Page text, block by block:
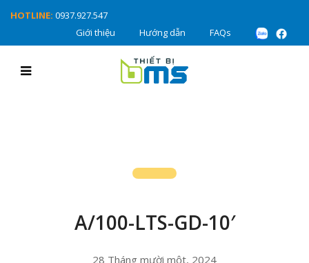
HOTLINE: 0937.927.547
Giới thiệu
Hướng dẫn FAQs
A/100-LTS-GD-10′
28 Tháng mười một, 2024